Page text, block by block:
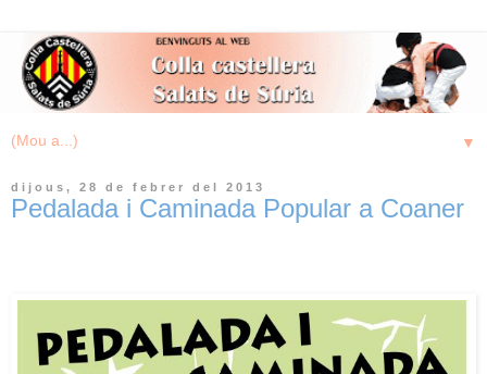
▼
dijous, 28 de febrer del 2013
Pedalada i Caminada Popular a Coaner